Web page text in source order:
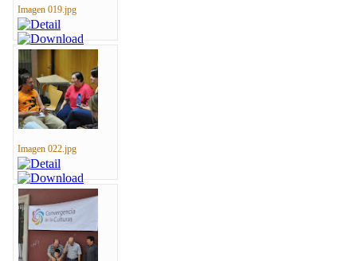
Imagen 019.jpg
Imagen 022.jpg